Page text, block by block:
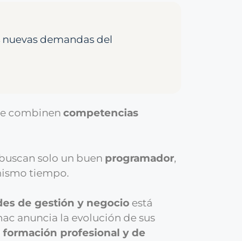
demandas del
combinen competencias
solo un buen programador,
tiempo.
de gestión y negocio está
anuncia la evolución de sus
formación profesional y de